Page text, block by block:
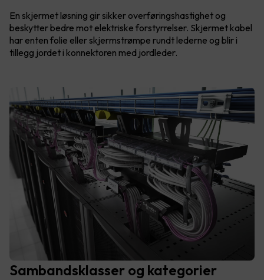
En skjermet løsning gir sikker overføringshastighet og
beskytter bedre mot elektriske forstyrrelser. Skjermet kabel
har enten folie eller skjermstrømpe rundt lederne og blir i
tillegg jordet i konnektoren med jordleder.
Sambandsklasser og kategorier